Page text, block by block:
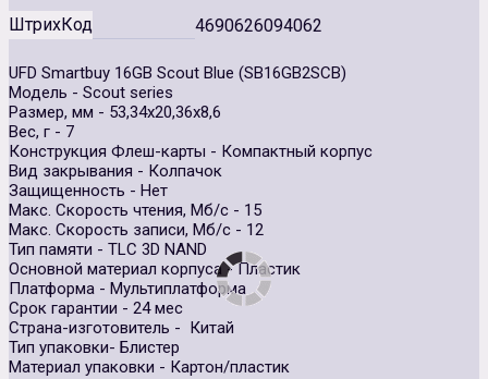
ШтрихКод 4690626094062
UFD Smartbuy 16GB Scout Blue (SB16GB2SCB)
Модель - Scout series
Размер, мм - 53,34х20,36х8,6
Вес, г - 7
Конструкция Флеш-карты - Компактный корпус
Вид закрывания - Колпачок
Защищенность - Нет
Макс. Скорость чтения, Мб/с - 15
Макс. Скорость записи, Мб/с - 12
Тип памяти - TLC 3D NAND
Основной материал корпуса - Пластик
Платформа - Мультиплатформа
Срок гарантии - 24 мес
Страна-изготовитель - Китай
Тип упаковки- Блистер
Материал упаковки - Картон/пластик